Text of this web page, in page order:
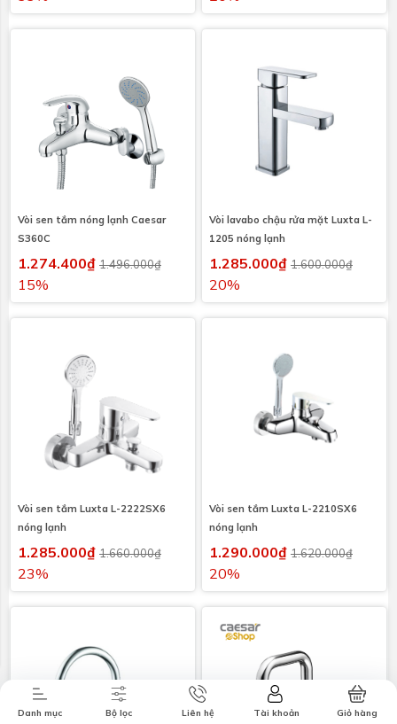
tiết
Thương hiệu Liên hệ Tin tức
Vòi sen tắm nóng lạnh Caesar
S360C
1.274.400₫ 1.496.000₫
15%
Vòi lavabo chậu rửa mặt Luxta L-
1205 nóng lạnh
1.285.000₫ 1.600.000₫
20%
Vòi sen tắm Luxta L-2222SX6
nóng lạnh
1.285.000₫ 1.660.000₫
23%
Vòi sen tắm Luxta L-2210SX6
nóng lạnh
1.290.000₫ 1.620.000₫
20%
Danh mục Bộ lọc Liên hệ Tài khoản Giỏ hàng